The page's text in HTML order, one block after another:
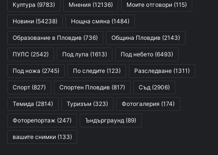
Култура (9783) Мнения (12136) Моите отговори (115)
Новини (54238) Нощна смяна (1484)
Образование в Пловдив (736) Община Пловдив (2143)
ПУЛС (2542) Под лупа (1613) Под небето (6493)
Под ножа (2745) По следите (123) Разследване (1311)
Спорт (827) Спортен Пловдив (817) Съд (2906)
Темида (2814) Туризъм (323) Фотогалерия (174)
Фоторепортаж (247) Ъндърграунд (89)
вашите снимки (133)